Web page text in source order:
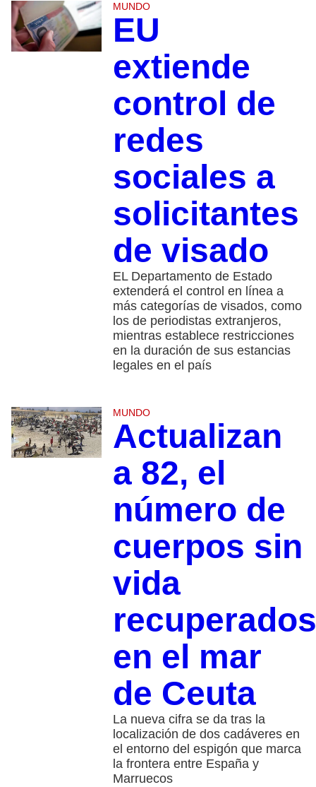
MUNDO
EU
extiende
control de
redes
sociales a
solicitantes
de visado
EL Departamento de Estado
extenderá el control en línea a
más categorías de visados, como
los de periodistas extranjeros,
mientras establece restricciones
en la duración de sus estancias
legales en el país
MUNDO
Actualizan
a 82, el
número de
cuerpos sin
vida
recuperados
en el mar
de Ceuta
La nueva cifra se da tras la
localización de dos cadáveres en
el entorno del espigón que marca
la frontera entre España y
Marruecos